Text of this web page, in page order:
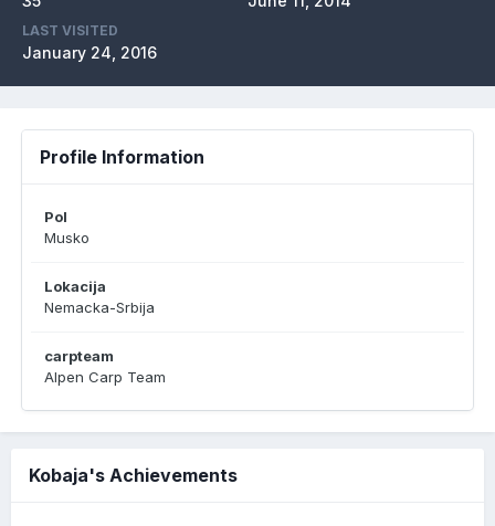
LAST VISITED
January 24, 2016
Profile Information
Pol
Musko
Lokacija
Nemacka-Srbija
carpteam
Alpen Carp Team
Kobaja's Achievements